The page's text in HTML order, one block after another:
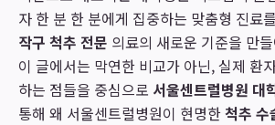
자 한 분 한 분에게 집중하는 맞춤형 진료
작구 척추 전문 의료의 새로운 기준을 만
이 글에서는 막연한 비교가 아닌, 실제 환
하는 점들을 중심으로 서울센트럴병원 대
통해 왜 서울센트럴병원이 현명한척추 수